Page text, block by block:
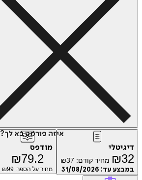
איזה פורמט בא לך?
דיגיטלי
₪32 מחיר קודם: ₪37
במבצע עד: 31/08/2026
מודפס
₪79.2
מחיר על הספר: ₪ 99